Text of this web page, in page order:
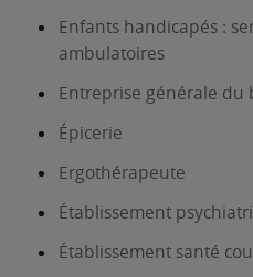
Enfants handicapés :
ambulatoires
Entreprise générale du
Épicerie
Ergothérapeute
Établissement
Établissement santé